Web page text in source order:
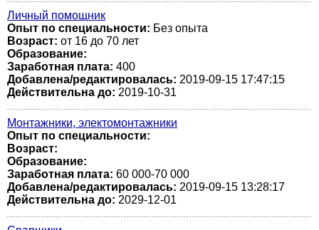
Личный помощник
Опыт по специальности: Без опыта
Возраст: от 16 до 70 лет
Образование:
Заработная плата: 400
Добавлена/редактировалась: 2019-09-15 17:47:15
Действительна до: 2019-10-31
Монтажники, электомонтажники
Опыт по специальности:
Возраст:
Образование:
Заработная плата: 60 000-70 000
Добавлена/редактировалась: 2019-09-15 13:28:17
Действительна до: 2029-12-01